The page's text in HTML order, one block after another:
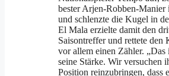
bester Arjen-Robben-
und schlenzte die Kugel in
El Mala erzielte damit den
Saisontreffer und rettete den
vor allem einen Zähler. „Das
seine Stärke. Wir versuchen
Position reinzubringen, dass